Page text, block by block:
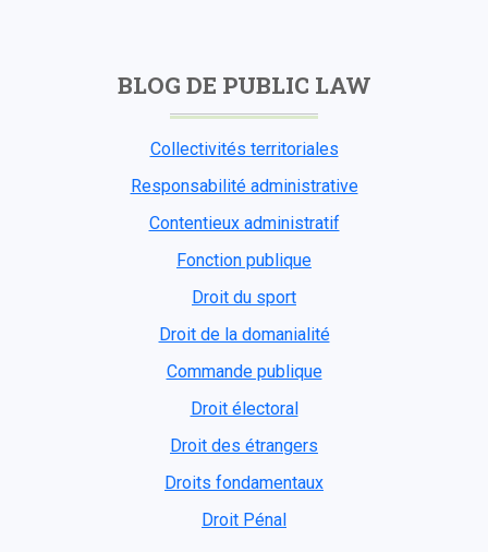
BLOG DE PUBLIC LAW
Collectivités territoriales
Responsabilité administrative
Contentieux administratif
Fonction publique
Droit du sport
Droit de la domanialité
Commande publique
Droit électoral
Droit des étrangers
Droits fondamentaux
Droit Pénal